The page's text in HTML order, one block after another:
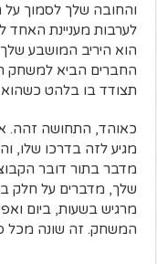
והחובה שלך לסמוך
לערבות מעניינת האחד
הוא היריב המושבע
החברים הביא למשחק
תצודד בו בלהט כשהוא
כאוהד, התחושה זהה.
מגיע לזה בדרכו שלו,
מדבר בתור דובר
שלך, מדברים על חלק
מרגיש בשעות, ביום
המשחק. זה שונה מכל